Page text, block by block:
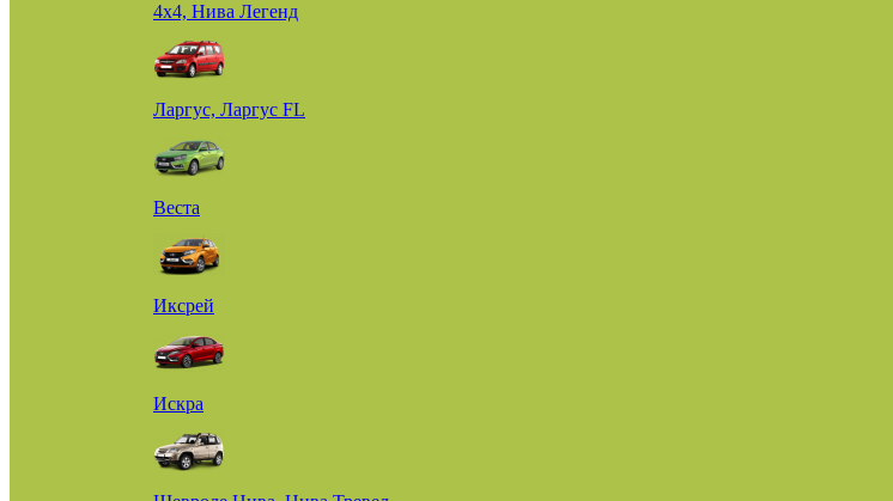
4х4, Нива Легенд
Ларгус, Ларгус FL
Веста
Иксрей
Искра